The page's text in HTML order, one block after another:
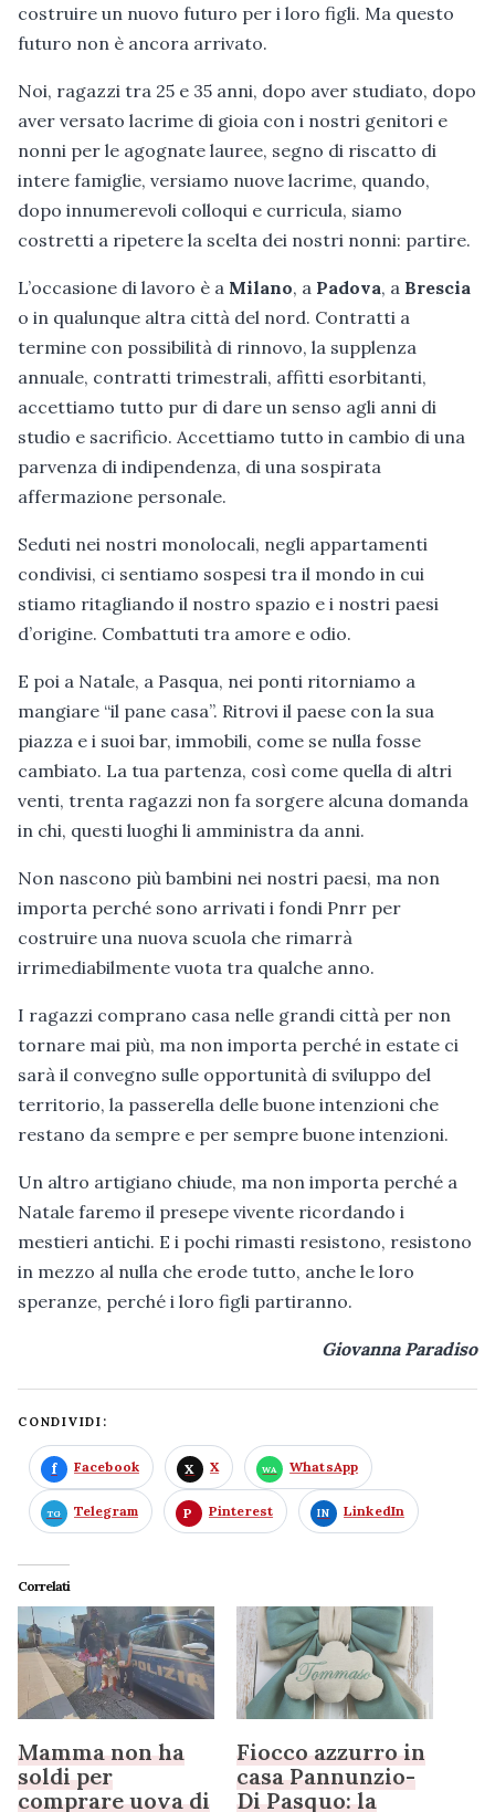
costruire un nuovo futuro per i loro figli. Ma questo
futuro non è ancora arrivato.
Noi, ragazzi tra 25 e 35 anni, dopo aver studiato, dopo
aver versato lacrime di gioia con i nostri genitori e
nonni per le agognate lauree, segno di riscatto di
intere famiglie, versiamo nuove lacrime, quando,
dopo innumerevoli colloqui e curricula, siamo
costretti a ripetere la scelta dei nostri nonni: partire.
L’occasione di lavoro è a Milano, a Padova, a Brescia
o in qualunque altra città del nord. Contratti a
termine con possibilità di rinnovo, la supplenza
annuale, contratti trimestrali, affitti esorbitanti,
accettiamo tutto pur di dare un senso agli anni di
studio e sacrificio. Accettiamo tutto in cambio di una
parvenza di indipendenza, di una sospirata
affermazione personale.
Seduti nei nostri monolocali, negli appartamenti
condivisi, ci sentiamo sospesi tra il mondo in cui
stiamo ritagliando il nostro spazio e i nostri paesi
d’origine. Combattuti tra amore e odio.
E poi a Natale, a Pasqua, nei ponti ritorniamo a
mangiare “il pane casa”. Ritrovi il paese con la sua
piazza e i suoi bar, immobili, come se nulla fosse
cambiato. La tua partenza, così come quella di altri
venti, trenta ragazzi non fa sorgere alcuna domanda
in chi, questi luoghi li amministra da anni.
Non nascono più bambini nei nostri paesi, ma non
importa perché sono arrivati i fondi Pnrr per
costruire una nuova scuola che rimarrà
irrimediabilmente vuota tra qualche anno.
I ragazzi comprano casa nelle grandi città per non
tornare mai più, ma non importa perché in estate ci
sarà il convegno sulle opportunità di sviluppo del
territorio, la passerella delle buone intenzioni che
restano da sempre e per sempre buone intenzioni.
Un altro artigiano chiude, ma non importa perché a
Natale faremo il presepe vivente ricordando i
mestieri antichi. E i pochi rimasti resistono, resistono
in mezzo al nulla che erode tutto, anche le loro
speranze, perché i loro figli partiranno.
Giovanna Paradiso
CONDIVIDI:
Facebook X WhatsApp
Telegram Pinterest LinkedIn
Correlati
Mamma non ha
soldi per
comprare uova di
Fiocco azzurro in
casa Pannunzio-
Di Pasquo: la